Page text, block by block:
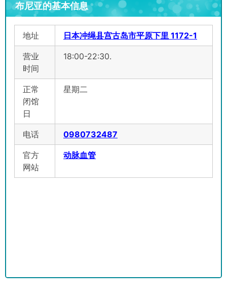
布尼亚的基本信息
地址 日本冲绳县宫古岛市平原下里 1172-1
营业
时间
18:00-22:30.
正常
闭馆
日
星期二
电话 0980732487
官方
网站
动脉血管